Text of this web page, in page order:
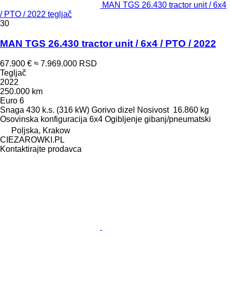
MAN TGS 26.430 tractor unit / 6x4
/ PTO / 2022 tegljač
30
MAN TGS 26.430 tractor unit / 6x4 / PTO / 2022
67.900 € ≈ 7.969.000 RSD
Tegljač
2022
250.000 km
Euro 6
Snaga 430 k.s. (316 kW) Gorivo dizel Nosivost 16.860 kg
Osovinska konfiguracija 6x4 Ogibljenje gibanj/pneumatski
Poljska, Krakow
CIEZAROWKI.PL
Kontaktirajte prodavca